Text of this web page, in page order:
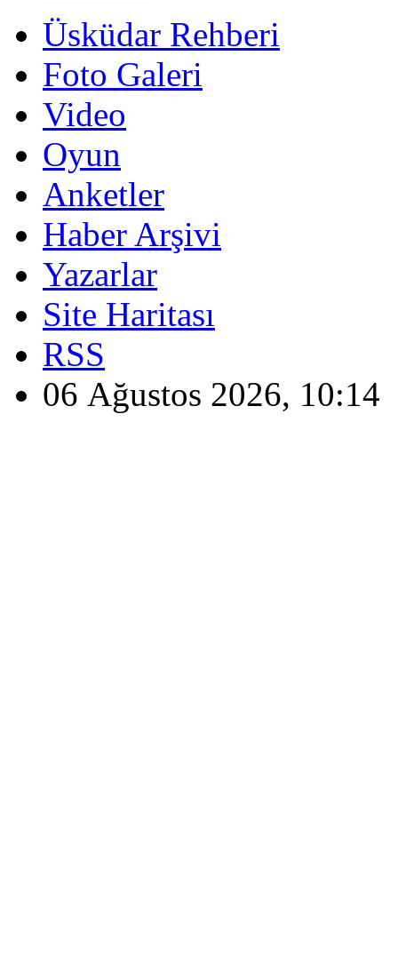
Üsküdar Rehberi
Foto Galeri
Video
Oyun
Anketler
Haber Arşivi
Yazarlar
Site Haritası
RSS
06 Ağustos 2026, 10:14